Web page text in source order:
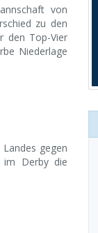
von
zu den
den Top-Vier
Niederlage
gegen
im Derby die